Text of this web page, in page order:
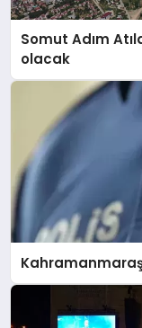
Somut Adım
olacak